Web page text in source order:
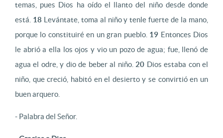
temas, pues Dios ha oído el llanto del niño desde donde
está. 18 Levántate, toma al niño y tenle fuerte de la mano,
porque lo constituiré en un gran pueblo. 19 Entonces Dios
le abrió a ella los ojos y vio un pozo de agua; fue, llenó de
agua el odre, y dio de beber al niño. 20 Dios estaba con el
niño, que creció, habitó en el desierto y se convirtió en un
buen arquero.
- Palabra del Señor.